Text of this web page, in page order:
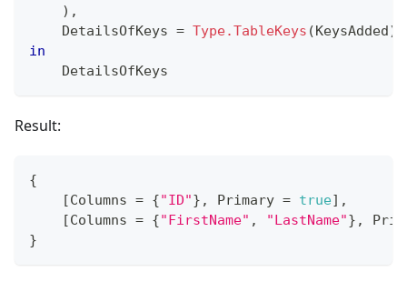
) ,
    DetailsOfKeys
= Type.TableKeys (KeysAdded)
in
    DetailsOfKeys
Result:
{
[Columns = {"ID"} , Primary = true] ,
[Columns = {"FirstName" , "LastName"} ,
}